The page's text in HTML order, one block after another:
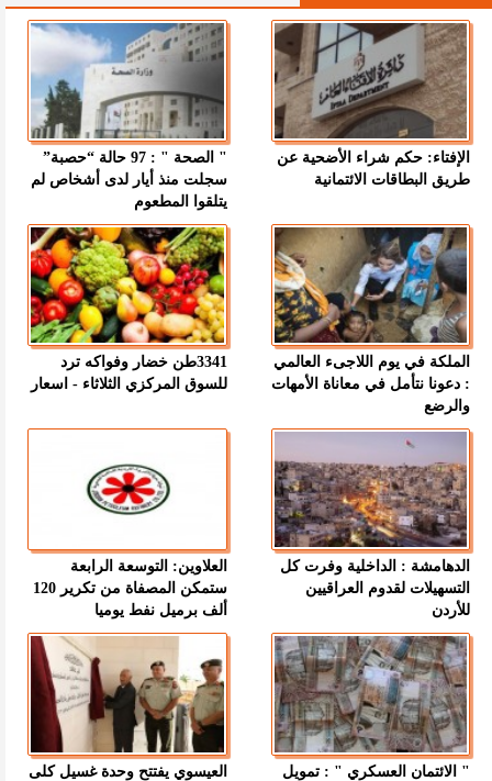
الإفتاء: حكم شراء الأضحية عن
طريق البطاقات الائتمانية
" الصحة " : 97 حالة “حصبة”
سجلت منذ أيار لدى أشخاص لم
يتلقوا المطعوم
الملكة في يوم اللاجىء العالمي
: دعونا نتأمل في معاناة الأمهات
والرضع
3341طن خضار وفواكه ترد
للسوق المركزي الثلاثاء - اسعار
الدهامشة : الداخلية وفرت كل
التسهيلات لقدوم العراقيين
للأردن
العلاوين: التوسعة الرابعة
ستمكن المصفاة من تكرير 120
ألف برميل نفط يوميا
" الائتمان العسكري " : تمويل
العيسوي يفتتح وحدة غسيل كلى